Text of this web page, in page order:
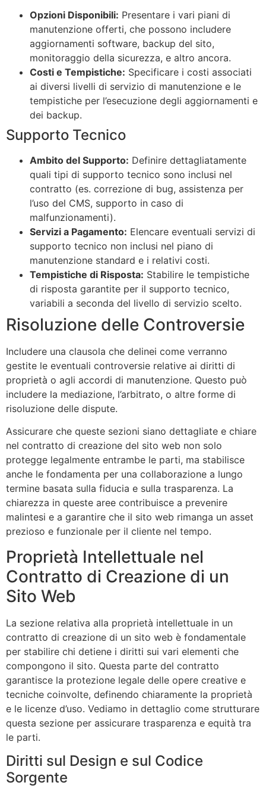
Opzioni Disponibili: Presentare i vari piani di
manutenzione offerti, che possono includere
aggiornamenti software, backup del sito,
monitoraggio della sicurezza, e altro ancora.
Costi e Tempistiche: Specificare i costi associati
ai diversi livelli di servizio di manutenzione e le
tempistiche per l’esecuzione degli aggiornamenti e
dei backup.
Supporto Tecnico
Ambito del Supporto: Definire dettagliatamente
quali tipi di supporto tecnico sono inclusi nel
contratto (es. correzione di bug, assistenza per
l’uso del CMS, supporto in caso di
malfunzionamenti).
Servizi a Pagamento: Elencare eventuali servizi di
supporto tecnico non inclusi nel piano di
manutenzione standard e i relativi costi.
Tempistiche di Risposta: Stabilire le tempistiche
di risposta garantite per il supporto tecnico,
variabili a seconda del livello di servizio scelto.
Risoluzione delle Controversie
Includere una clausola che delinei come verranno
gestite le eventuali controversie relative ai diritti di
proprietà o agli accordi di manutenzione. Questo può
includere la mediazione, l’arbitrato, o altre forme di
risoluzione delle dispute.
Assicurare che queste sezioni siano dettagliate e chiare
nel contratto di creazione del sito web non solo
protegge legalmente entrambe le parti, ma stabilisce
anche le fondamenta per una collaborazione a lungo
termine basata sulla fiducia e sulla trasparenza. La
chiarezza in queste aree contribuisce a prevenire
malintesi e a garantire che il sito web rimanga un asset
prezioso e funzionale per il cliente nel tempo.
Proprietà Intellettuale nel
Contratto di Creazione di un
Sito Web
La sezione relativa alla proprietà intellettuale in un
contratto di creazione di un sito web è fondamentale
per stabilire chi detiene i diritti sui vari elementi che
compongono il sito. Questa parte del contratto
garantisce la protezione legale delle opere creative e
tecniche coinvolte, definendo chiaramente la proprietà
e le licenze d’uso. Vediamo in dettaglio come strutturare
questa sezione per assicurare trasparenza e equità tra
le parti.
Diritti sul Design e sul Codice
Sorgente